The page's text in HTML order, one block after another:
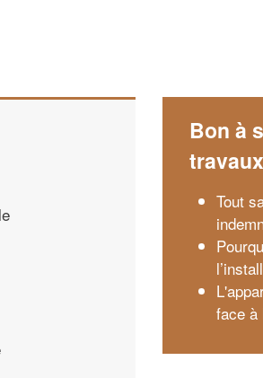
Bon à
travaux
Tout
face à